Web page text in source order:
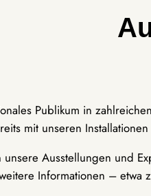
Publikum in
mit unseren
Ausstellungen und
Informationen –